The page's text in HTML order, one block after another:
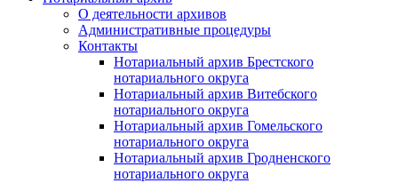
О деятельности архивов
Административные процедуры
Контакты
Нотариальный архив Брестского
нотариального округа
Нотариальный архив Витебского
нотариального округа
Нотариальный архив Гомельского
нотариального округа
Нотариальный архив Гродненского
нотариального округа